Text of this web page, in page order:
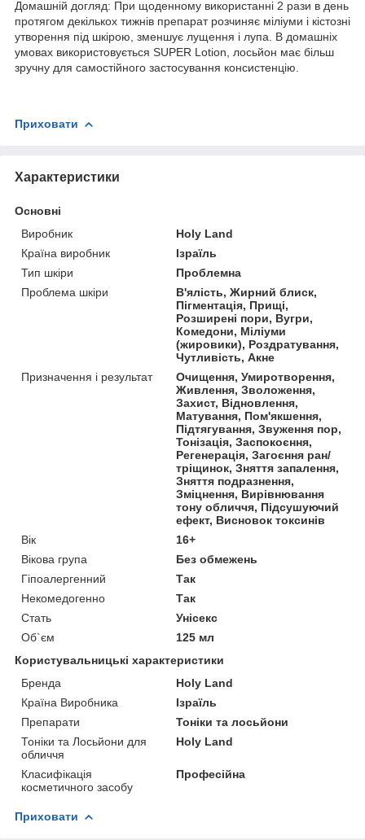
Домашній догляд: При щоденному використанні 2 рази в день
протягом декількох тижнів препарат розчиняє міліуми і кістозні
утворення під шкірою, зменшує лущення і лупа. В домашніх
умовах використовується SUPER Lotion, лосьйон має більш
зручну для самостійного застосування консистенцію.
Приховати
Характеристики
Основні
Виробник
Holy Land
Країна виробник
Ізраїль
Тип шкіри
Проблемна
Проблема шкіри
В'ялість, Жирний блиск,
Пігментація, Прищі,
Розширені пори, Вугри,
Комедони, Міліуми
(жировики), Роздратування,
Чутливість, Акне
Призначення і результат
Очищення, Умиротворення,
Живлення, Зволоження,
Захист, Відновлення,
Матування, Пом'якшення,
Підтягування, Звуження пор,
Тонізація, Заспокоєння,
Регенерація, Загоєння ран/
тріщинок, Зняття запалення,
Зняття подразнення,
Зміцнення, Вирівнювання
тону обличчя, Підсушуючий
ефект, Висновок токсинів
Вік
16+
Вікова група
Без обмежень
Гіпоалергенний
Так
Некомедогенно
Так
Стать
Унісекс
Об`єм
125 мл
Користувальницькі характеристики
Бренда
Holy Land
Країна Виробника
Ізраїль
Препарати
Тоніки та лосьйони
Тоніки та Лосьйони для
обличчя
Holy Land
Класифікація
косметичного засобу
Професійна
Приховати